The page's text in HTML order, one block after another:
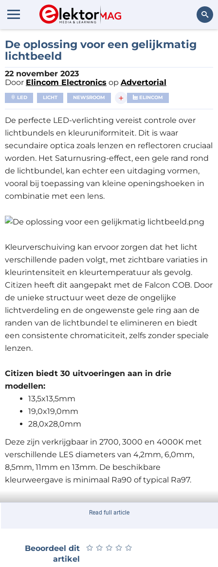
Zoeken
De oplossing voor een gelijkmatig
lichtbeeld
22 november 2023
Door Elincom Electronics op Advertorial
LED LICHT NEWSROOM + ELINCOM
De perfecte LED-verlichting vereist controle over
lichtbundels en kleuruniformiteit. Dit is waar
secundaire optica zoals lenzen en reflectoren cruciaal
worden. Het Saturnusring-effect, een gele rand rond
de lichtbundel, kan echter een uitdaging vormen,
vooral bij toepassing van kleine openingshoeken in
combinatie met een lens.
Kleurverschuiving kan ervoor zorgen dat het licht
verschillende paden volgt, met zichtbare variaties in
kleurintensiteit en kleurtemperatuur als gevolg.
Citizen heeft dit aangepakt met de Falcon COB. Door
de unieke structuur weet deze de ongelijke
lichtverdeling en de ongewenste gele ring aan de
randen van de lichtbundel te elimineren en biedt
een consistente chromaticiteit, zelfs zonder speciale
lenzen.
Citizen biedt 30 uitvoeringen aan in drie
modellen:
13,5x13,5mm
19,0x19,0mm
28,0x28,0mm
Deze zijn verkrijgbaar in 2700, 3000 en 4000K met
verschillende LES diameters van 4,2mm, 6,0mm,
8,5mm, 11mm en 13mm. De beschikbare
kleurweergave is minimaal Ra90 of typical Ra97.
2908 KD Capelle aan den IJssel
Read full article
Beoordeel dit
artikel
★ ★ ★ ★ ★
★ ★ ★ ★ ★